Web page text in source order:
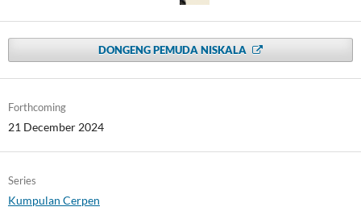
DONGENG PEMUDA NISKALA
Forthcoming
21 December 2024
Series
Kumpulan Cerpen